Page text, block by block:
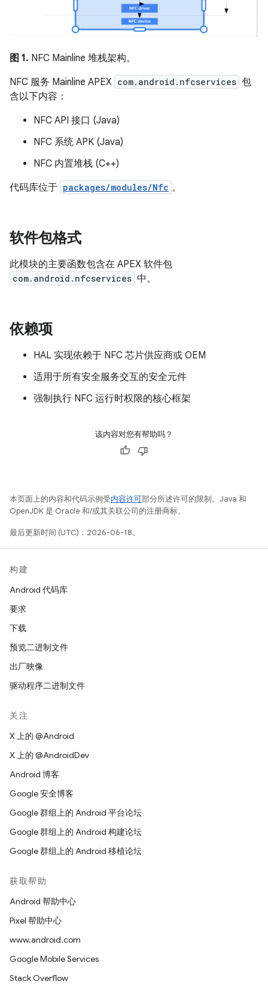
图 1. NFC Mainline 堆栈架构。
NFC 服务 Mainline APEX com.android.nfcservices 包
含以下内容：
NFC API 接口 (Java)
NFC 系统 APK (Java)
NFC 内置堆栈 (C++)
代码库位于 packages/modules/Nfc 。
软件包格式
此模块的主要函数包含在 APEX 软件包
com.android.nfcservices 中。
依赖项
HAL 实现依赖于 NFC 芯片供应商或 OEM
适用于所有安全服务交互的安全元件
强制执行 NFC 运行时权限的核心框架
该内容对您有帮助吗？
本页面上的内容和代码示例受内容许可部分所述许可的限制。Java 和
OpenJDK 是 Oracle 和/或其关联公司的注册商标。
最后更新时间 (UTC)：2026-06-18。
构建
Android 代码库
要求
下载
预览二进制文件
出厂映像
驱动程序二进制文件
关注
X 上的 @Android
X 上的 @AndroidDev
Android 博客
Google 安全博客
Google 群组上的 Android 平台论坛
Google 群组上的 Android 构建论坛
Google 群组上的 Android 移植论坛
获取帮助
Android 帮助中心
Pixel 帮助中心
www.android.com
Google Mobile Services
Stack Overflow